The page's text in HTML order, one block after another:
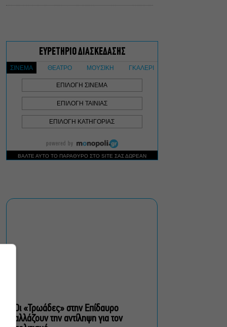
Φθινόπωρο
αρχαιολογικός χώρος του
Ραμνούντος
Δήμος Αθηναίων:
Απομάκρυνση 240
τραπεζοκαθισμάτων σε 13
επιχειρησιακές δράσεις
Παγκόσμια πρεμιέρα για τη
Οι «Τρωάδες» στην Επίδαυρο
αλλάζουν την αντίληψη για τον